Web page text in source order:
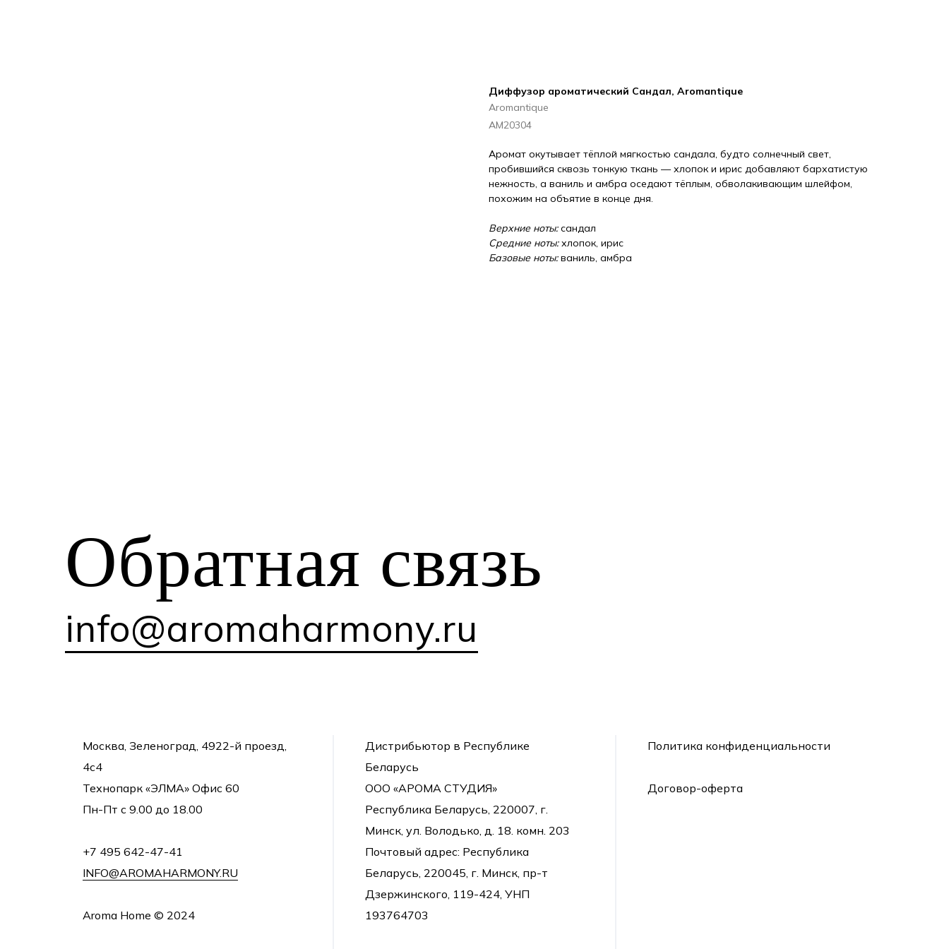
Диффузор ароматический Сандал, Aromantique
Aromantique
АМ20304
Аромат окутывает тёплой мягкостью сандала, будто солнечный свет,
пробившийся сквозь тонкую ткань — хлопок и ирис добавляют бархатистую
нежность, а ваниль и амбра оседают тёплым, обволакивающим шлейфом,
похожим на объятие в конце дня.
Верхние ноты:сандал
Средние ноты:хлопок, ирис
Базовые ноты:ваниль, амбра
Обратная связь
info@aromaharmony.ru
Москва, Зеленоград, 4922-й проезд,
4с4
Технопарк «ЭЛМА» Офис 60
Пн-Пт с 9.00 до 18.00
+7 495 642-47-41
INFO@AROMAHARMONY.RU
Aroma Home © 2024
Дистрибьютор в Республике
Беларусь
ООО «АРОМА СТУДИЯ»
Республика Беларусь, 220007, г.
Минск, ул. Володько, д. 18. комн. 203
Почтовый адрес: Республика
Беларусь, 220045, г. Минск, пр-т
Дзержинского, 119-424, УНП
193764703
Политика конфиденциальности
Договор-оферта